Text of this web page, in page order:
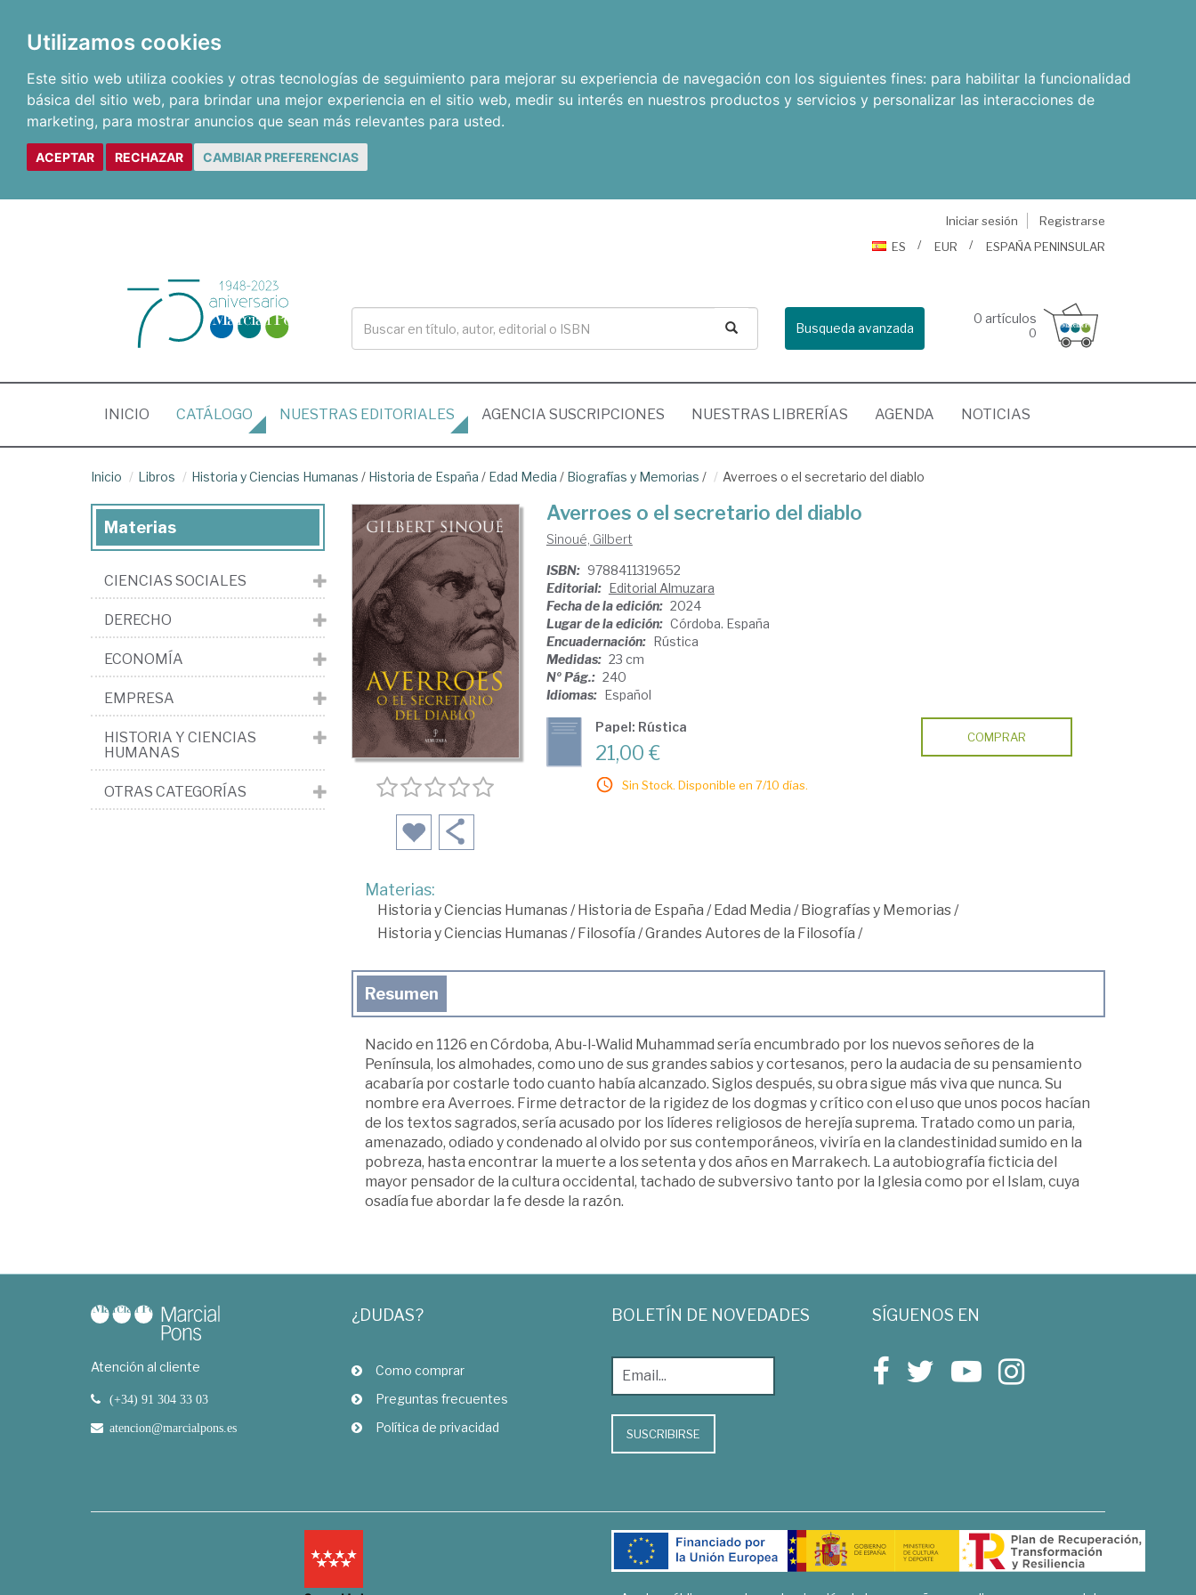
Utilizamos cookies
Este sitio web utiliza cookies y otras tecnologías de seguimiento para mejorar su experiencia de navegación con los siguientes fines: para habilitar la funcionalidad
básica del sitio web, para brindar una mejor experiencia en el sitio web, medir su interés en nuestros productos y servicios y personalizar las interacciones de
marketing, para mostrar anuncios que sean más relevantes para usted.
ACEPTAR RECHAZAR CAMBIAR PREFERENCIAS
Iniciar sesión
Registrarse
ES
EUR ESPAÑA PENINSULAR
Busqueda avanzada
0 artículos
0
INICIO (CURRENT)
CATÁLOGO NUESTRAS EDITORIALES AGENCIA SUSCRIPCIONES NUESTRAS LIBRERÍAS AGENDA NOTICIAS
Inicio Libros Historia y Ciencias Humanas / Historia de España / Edad Media / Biografías y Memorias / Averroes o el secretario del diablo
Averroes o el secretario del diablo
Sinoué, Gilbert
ISBN: 9788411319652
Editorial: Editorial Almuzara
Fecha de la edición: 2024
Lugar de la edición: Córdoba. España
Encuadernación: Rústica
Medidas: 23 cm
Nº Pág.: 240
Idiomas: Español
Papel: Rústica
21,00 €
Sin Stock. Disponible en 7/10 días.
COMPRAR
Materias:
Historia y Ciencias Humanas/Historia de España /Edad Media /Biografías y Memorias/
Historia y Ciencias Humanas/Filosofía /Grandes Autores de la Filosofía /
Resumen
Nacido en 1126 en Córdoba, Abu-l-Walid Muhammad sería encumbrado por los nuevos señores de la
Península, los almohades, como uno de sus grandes sabios y cortesanos, pero la audacia de su pensamiento
acabaría por costarle todo cuanto había alcanzado. Siglos después, su obra sigue más viva que nunca. Su
nombre era Averroes. Firme detractor de la rigidez de los dogmas y crítico con el uso que unos pocos hacían
de los textos sagrados, sería acusado por los líderes religiosos de herejía suprema. Tratado como un paria,
amenazado, odiado y condenado al olvido por sus contemporáneos, viviría en la clandestinidad sumido en la
pobreza, hasta encontrar la muerte a los setenta y dos años en Marrakech. La autobiografía ficticia del
mayor pensador de la cultura occidental, tachado de subversivo tanto por la Iglesia como por el Islam, cuya
osadía fue abordar la fe desde la razón.
Materias
CIENCIAS SOCIALES
DERECHO
ECONOMÍA
EMPRESA
HISTORIA Y CIENCIAS
HUMANAS
OTRAS CATEGORÍAS
Atención al cliente
(+34) 91 304 33 03
atencion@marcialpons.es
¿DUDAS?
Como comprar
Preguntas frecuentes
Política de privacidad
BOLETÍN DE NOVEDADES
SUSCRIBIRSE
SÍGUENOS EN